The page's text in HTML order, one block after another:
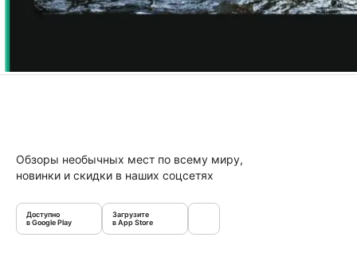
Обзоры необычных мест по всему миру,
новинки и скидки в наших соцсетях
Доступно
в Google Play
Загрузите
в App Store